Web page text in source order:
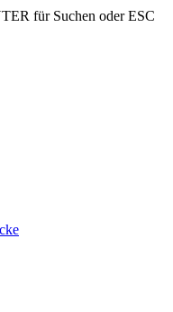
für Suchen oder ESC